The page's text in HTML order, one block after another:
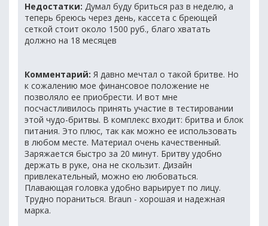
Недостатки: Думал буду бриться раз в неделю, а
теперь бреюсь через день, кассета с бреющей
сеткой стоит около 1500 руб., благо хватать
должно на 18 месяцев
Комментарий: Я давно мечтал о такой бритве. Но
к сожалению мое финансовое положение не
позволяло ее приобрести. И вот мне
посчастливилось принять участие в тестировании
этой чудо-бритвы. В комплекс входит: бритва и блок
питания. Это плюс, так как можно ее использовать
в любом месте. Материал очень качественный.
Заряжается быстро за 20 минут. Бритву удобно
держать в руке, она не скользит. Дизайн
привлекательный, можно ею любоваться.
Плавающая головка удобно варьирует по лицу.
Трудно пораниться. Braun - хорошая и надежная
марка.